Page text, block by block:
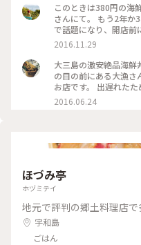
このときは380円の海鮮丼でした。 瀬戸
さんにて。 もう2年か
で話題になり、開店前
いて、近くを観光しながら待って。 こ
に、刺身、焼き魚や、
鮮丼。 最近は値上げして480円になってしまいました😢 しま
なみ渡っていかなきゃ
い😢 またいってみたいな。 #大漁 #海鮮丼 #380円 #お得 #現
在値上げ480円 #ラン
道 #瀬戸内海 #瀬戸内
2016.11.29
大三島の激安絶品海鮮丼！
の目の前にある大漁さ
お店です。 出遅れた
る間に大山祇神社を観
社です！） 写真はス
い！ 海鮮丼やにぎりだ
2016.06.24
ほづみ亭
ホヅミテイ
地元で評判の郷土料理店
宇和島
ごはん